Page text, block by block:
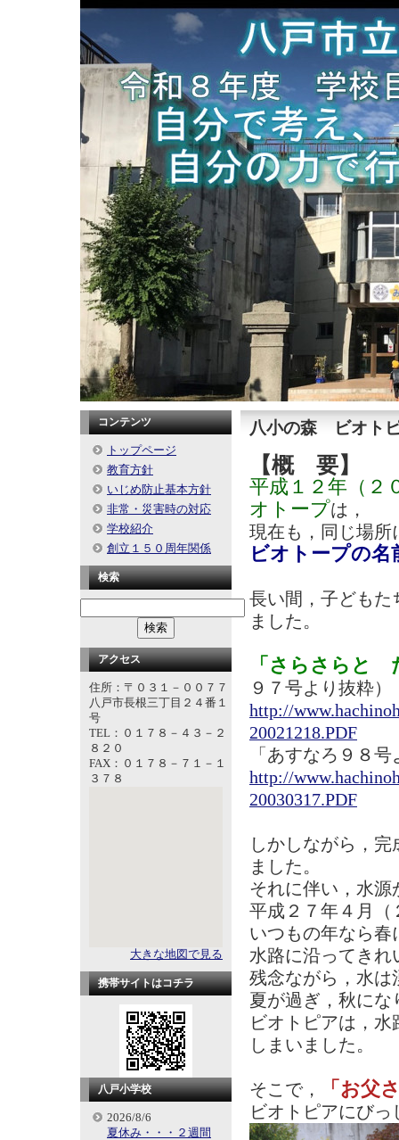
コンテンツ
トップページ
教育方針
いじめ防止基本方針
非常・災害時の対応
学校紹介
創立１５０周年関係
検索
アクセス
住所：〒０３１－００７７
八戸市長根三丁目２４番１
号
TEL：０１７８－４３－２
８２０
FAX：０１７８－７１－１
３７８
大きな地図で見る
携帯サイトはコチラ
八戸小学校
2026/8/6
夏休み・・・２週間
八小の森 ビオト
【概 要】
平成１２年（２
オトープは，
現在も，同じ場所
ビオトープの
長い間，子どもた
ました。
「さらさらと
９７号より抜粋）
http://
20021218.PDF
「あすなろ９８
http://
20030317.PDF
しかしながら，
ました。
それに伴い，水
平成２７年４月
いつもの年なら
水路に沿ってき
残念ながら，水は
夏が過ぎ，秋にな
ビオトピアは，
しまいました。
そこで， 「お父
ビオトピアにび